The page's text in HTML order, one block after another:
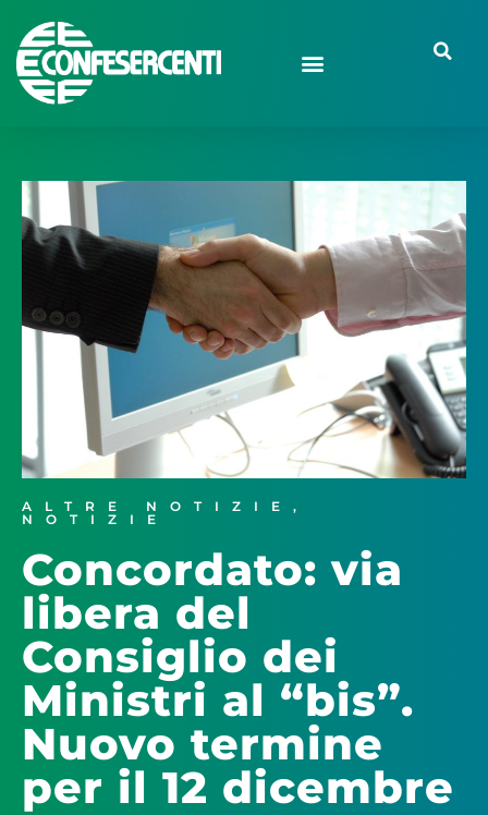
ALTRE NOTIZIE ,
NOTIZIE
Concordato: via
libera del
Consiglio dei
Ministri al “bis”.
Nuovo termine
per il 12 dicembre